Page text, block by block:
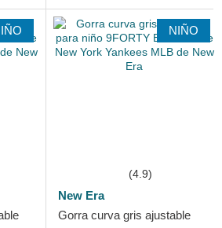
NIÑO
(4.9)
New Era
Gorra curva gris ajustable